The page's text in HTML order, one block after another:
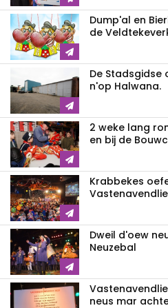
Dump'al en
de
De Stadsgidse
n'op Halwana.
2 weke lang
en bij de
Krabbekes
Dweil d'oew
Neuzebal
neus mar